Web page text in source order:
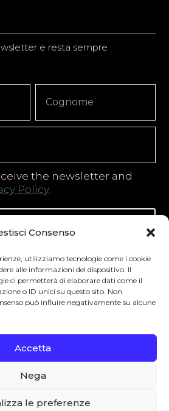
Consenso
utilizziamo tecnologie come i cookie
alle informazioni del dispositivo. Il
ci permetterà di elaborare dati come il
o ID unici su questo sito. Non
può influire negativamente su alcune
Accetta
Nega
le preferenze
e resta sempre
the newsletter and
Policy.
alla newsletter
al consumo responsabile.
alcoliche è vietata ai
L’abuso di alcol è
per la salute.